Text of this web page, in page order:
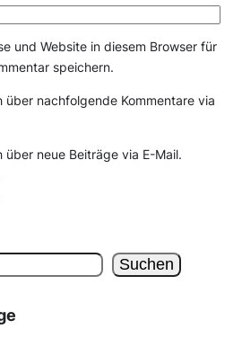
und Website in diesem Browser für
speichern.
über nachfolgende Kommentare via
über neue Beiträge via E-Mail.
Suchen